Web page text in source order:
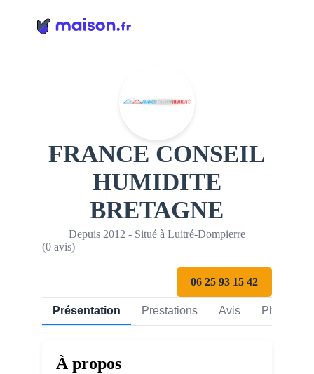
FRANCE CONSEIL
HUMIDITE
BRETAGNE
Depuis 2012 - Situé à Luitré-Dompierre
(0 avis)
06 25 93 15 42
Présentation Prestations Avis Photos
À propos